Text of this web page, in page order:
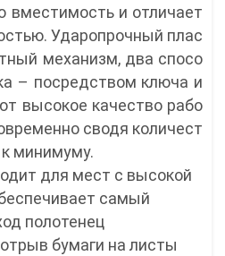
вместимость и отличает
Ударопрочный плас
механизм, два спосо
– посредством ключа и
высокое качество рабо
сводя количест
минимуму.
для мест с высокой
самый
полотенец
бумаги на листы